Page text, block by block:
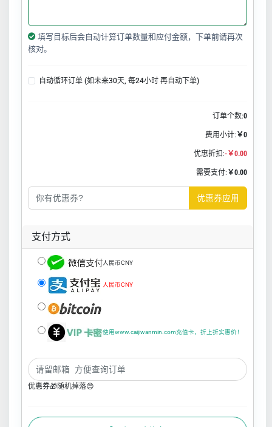
填写目标后会自动计算订单数量和应付金额，下单前请再次
核对。
自动循环订单 (如未来30天, 每24小时 再自动下单)
订单个数:0
费用小计: ￥0
优惠折扣:-￥0.00
需要支付: ￥0.00
优惠券应用
支付方式
人民币CNY
人民币CNY
使用www.caijiwanmin.com充值卡，折上折实惠价！
优惠券🎁随机掉落😍